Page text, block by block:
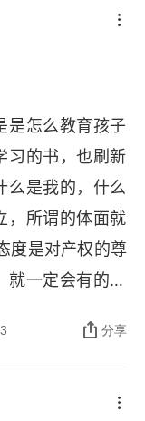
力的上限”，是
如同家庭教育
践行，孩子自
想生命状态。所
作”，便是发展
应用上述原
环过程。
是怎么教育孩子
习的书，也刷新
么是我的，什么
，所谓的体面就
度是对产权的尊
就一定会有的，
的，同样的事情
择负责，比如
3 分享